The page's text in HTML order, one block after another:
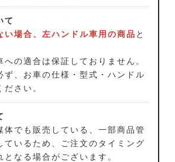
て
い場合、左ハンドル車用の商品 と
への適合は保証しておりません。
ず、お車の仕様・型式・ハンドル
さい。
体でも販売している、一部商品管
ているため、ご注文のタイミング
となる場合がございます。